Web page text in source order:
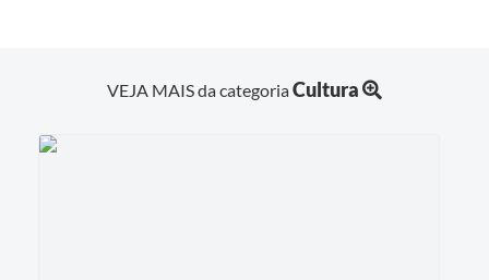
VEJA MAIS da categoriaCultura